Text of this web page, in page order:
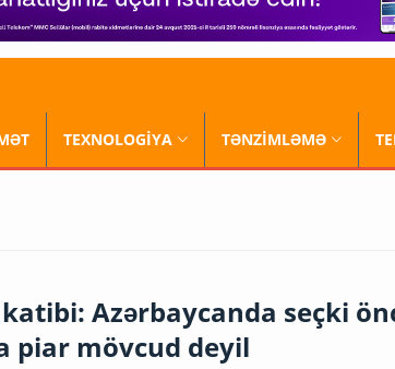
TEXNOLOGİYA TƏNZİMLƏMƏ
katibi: Azərbaycanda seçki
piar mövcud deyil